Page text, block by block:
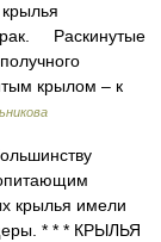
Раскинутые
крылом – к
крылья имели
* * * КРЫЛЬЯ